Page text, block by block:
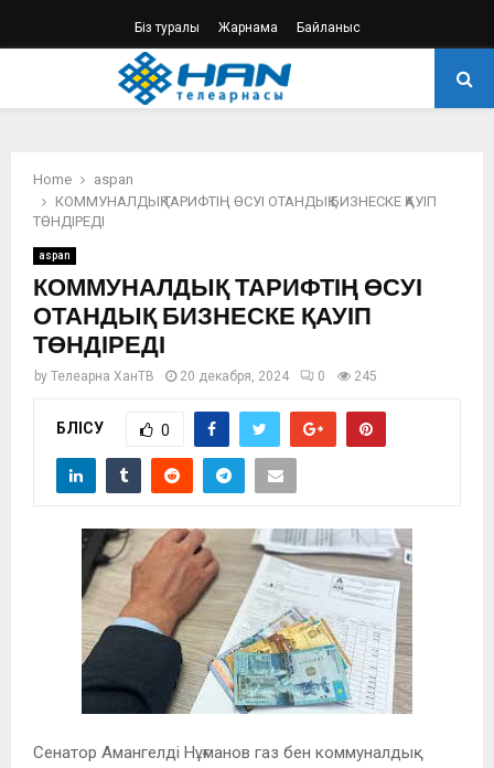
Біз туралы Жарнама Байланыс
PRIMARY
Home
aspan
КОММУНАЛДЫҚ ТАРИФТІҢ ӨСУІ ОТАНДЫҚ БИЗНЕСКЕ ҚАУІП
ТӨНДІРЕДІ
aspan
КОММУНАЛДЫҚ ТАРИФТІҢ ӨСУІ
ОТАНДЫҚ БИЗНЕСКЕ ҚАУІП
ТӨНДІРЕДІ
by Телеарна ХанТВ 20 декабря, 2024 0 245
БӨЛІСУ 0
Сенатор Амангелді Нұғманов газ бен коммуналдық